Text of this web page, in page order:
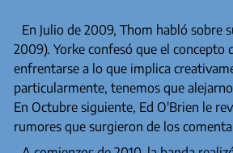
En Julio de 2009, Thom habló sobre
2009). Yorke confesó que el
enfrentarse a lo que implica
particularmente, tenemos que
En Octubre siguiente, Ed O'Brien le
rumores que surgieron de los